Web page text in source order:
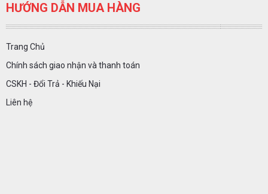
HƯỚNG DẪN MUA HÀNG
Trang Chủ
Chính sách giao nhận và thanh toán
CSKH - Đổi Trả - Khiếu Nại
Liên hệ